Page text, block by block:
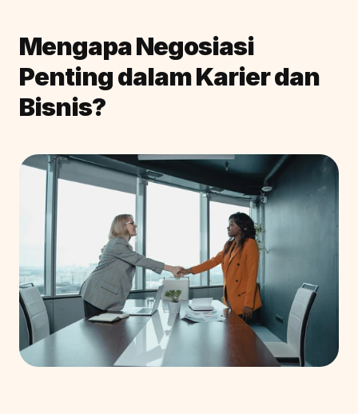
Mengapa Negosiasi
Penting dalam Karier dan
Bisnis?